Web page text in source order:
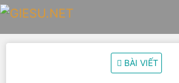
Skip
content
BÀI VIẾT